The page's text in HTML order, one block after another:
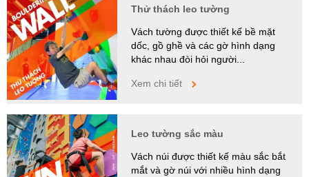
Thử thách leo tường
Vách tường được thiết kế bề mặt
dốc, gồ ghề và các gờ hình dạng
khác nhau đòi hỏi người...
Xem chi tiết
Leo tường sắc màu
Vách núi được thiết kế màu sắc bắt
mắt và gờ núi với nhiều hình dạng